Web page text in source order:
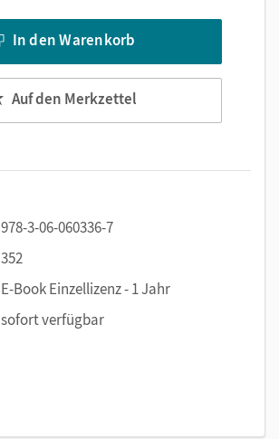
In den Warenkorb
Auf den Merkzettel
978-3-06-060336-7
352
E-Book Einzellizenz - 1 Jahr
sofort verfügbar